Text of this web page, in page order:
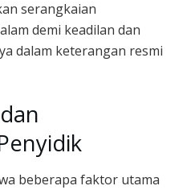
serangkaian
demi keadilan dan
dalam keterangan resmi
beberapa faktor utama